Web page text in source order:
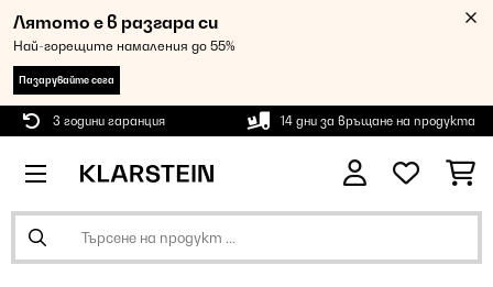
Лятото е в разгара си
Най-горещите намаления до 55%
Пазарувайте сега
3 години гаранция 14 дни за връщане на продукта